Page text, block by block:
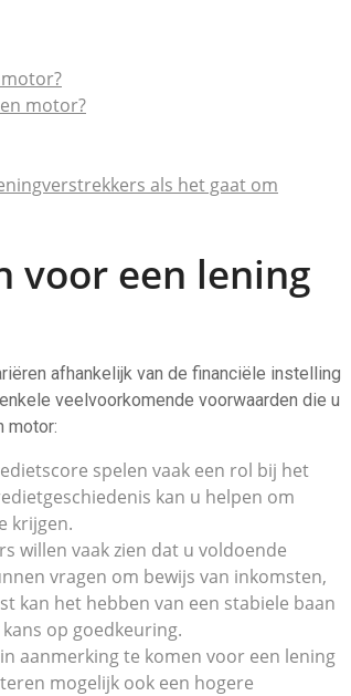
motor?
als het gaat om
voor een lening
afhankelijk van de financiële instelling
veelvoorkomende voorwaarden die u
motor:
spelen vaak een rol bij het
kan u helpen om
krijgen.
willen vaak zien dat u voldoende
vragen om bewijs van inkomsten,
kan het hebben van een stabiele baan
op goedkeuring.
aanmerking te komen voor een lening
mogelijk ook een hogere